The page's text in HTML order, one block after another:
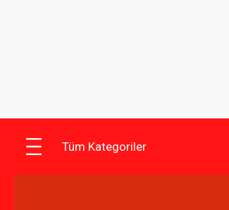
Tüm Kategoriler